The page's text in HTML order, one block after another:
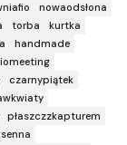
nowaodsłona
torba
kurtka
handmade
czarnypiątek
płaszczzkapturem